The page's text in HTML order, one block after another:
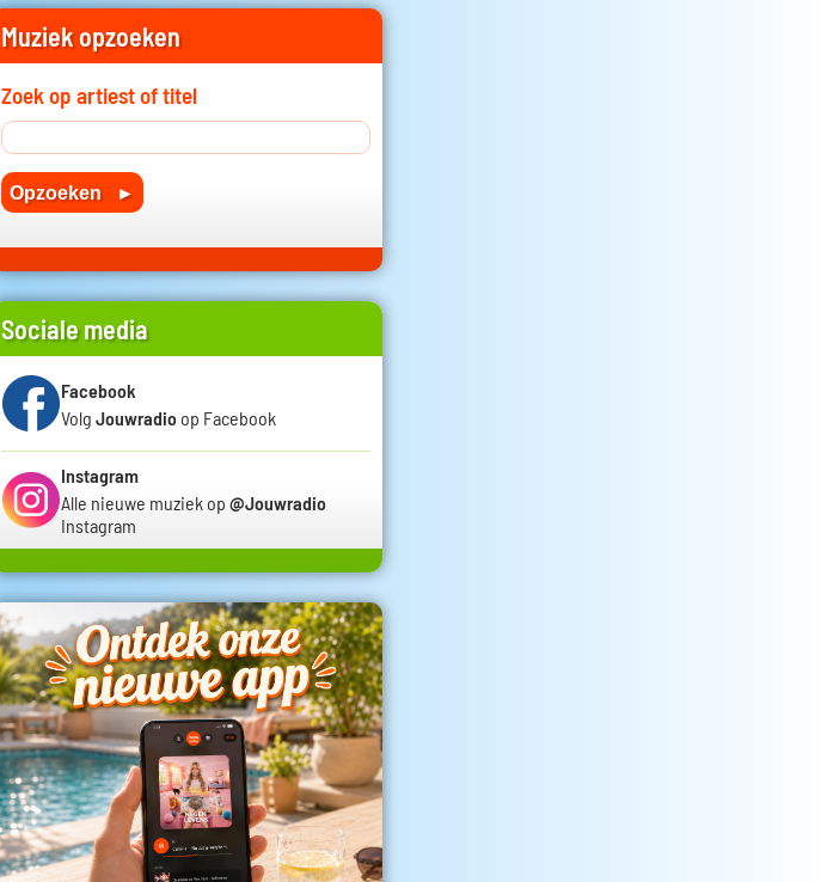
Muziek opzoeken
Zoek op artiest of titel
Sociale media
Facebook
Volg Jouwradio op Facebook
Instagram
Alle nieuwe muziek op @Jouwradio
Instagram